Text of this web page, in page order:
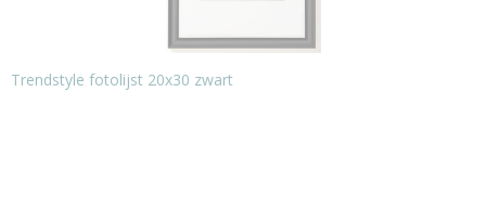
Trendstyle fotolijst 20x30 zwart